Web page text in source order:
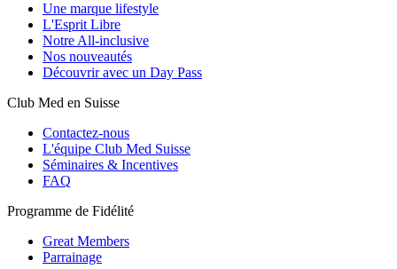
Une marque lifestyle
L'Esprit Libre
Notre All-inclusive
Nos nouveautés
Découvrir avec un Day Pass
Club Med en Suisse
Contactez-nous
L'équipe Club Med Suisse
Séminaires & Incentives
FAQ
Programme de Fidélité
Great Members
Parrainage